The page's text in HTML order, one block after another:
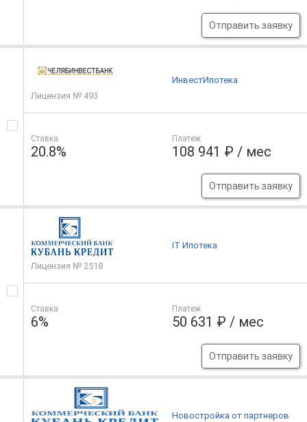
Отправить заявку
Лицензия № 493
Ставка
20.8%
Платеж
108 941 ₽ / мес
Отправить заявку
ИнвестИпотека
Лицензия № 2518
Ставка
6%
Платеж
50 631 ₽ / мес
Отправить заявку
IT Ипотека
Новостройка от партнеров